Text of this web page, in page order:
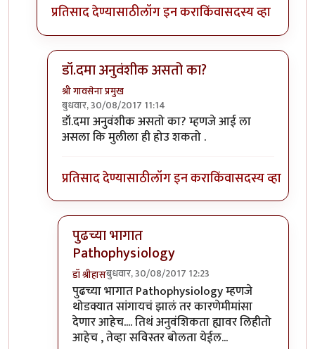
प्रतिसाद देण्यासाठीलॉग इन कराकिंवासदस्य व्हा
डॉ.दमा अनुवंशीक असतो का?
श्री गावसेना प्रमुख
बुधवार, 30/08/2017 11:14
In reply toतुमच्या प्रश्नातच उत्तर आहे..byडॉ श्रीहास
डॉ.दमा अनुवंशीक असतो का? म्हणजे आई ला
असला कि मुलीला ही होउ शकतो .
प्रतिसाद देण्यासाठीलॉग इन कराकिंवासदस्य व्हा
पुढच्या भागात
Pathophysiology
डॉ श्रीहासबुधवार, 30/08/2017 12:23
In reply toडॉ.दमा अनुवंशीक असतो का?by
पुढच्या भागात Pathophysiology म्हणजे
थोडक्यात सांगायचं झालं तर कारणेमीमांसा
देणार आहेच.... तिथं अनुवंशिकता ह्यावर लिहीतो
आहेच , तेव्हा सविस्तर बोलता येईल...